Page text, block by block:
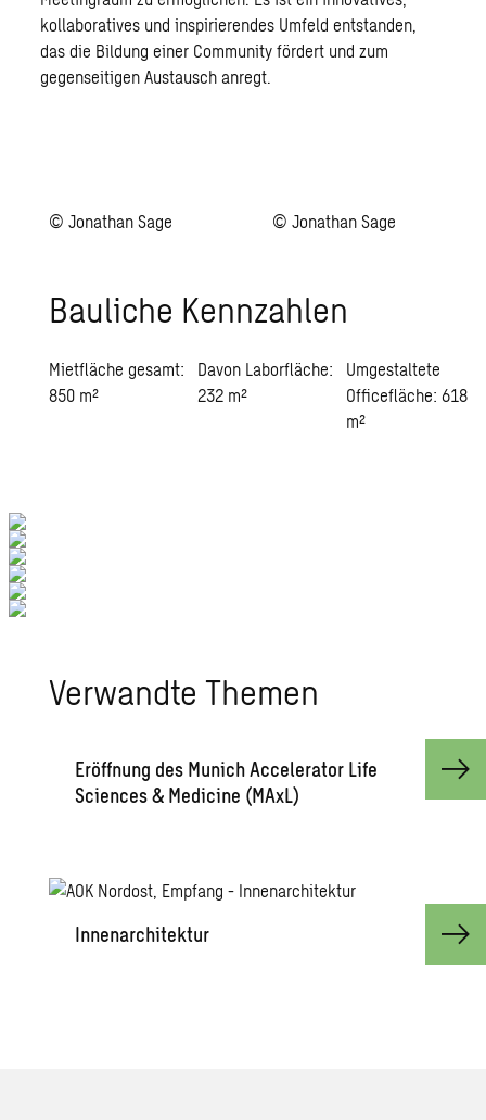
kollaboratives und inspirierendes Umfeld entstanden,
das die Bildung einer Community fördert und zum
gegenseitigen Austausch anregt.
© Jonathan Sage © Jonathan Sage
Bauliche Kennzahlen
Mietfläche gesamt:
850 m²
Davon Laborfläche:
232 m²
Umgestaltete
Officefläche: 618
m²
Verwandte Themen
Eröffnung des Munich Accelerator Life
Sciences & Medicine (MAxL)
Innenarchitektur